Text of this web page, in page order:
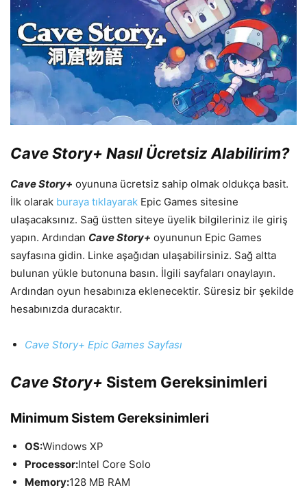
Cave Story+ Nasıl Ücretsiz Alabilirim?
Cave Story+ oyununa ücretsiz sahip olmak oldukça basit.
İlk olarak buraya tıklayarak Epic Games sitesine
ulaşacaksınız. Sağ üstten siteye üyelik bilgileriniz ile giriş
yapın. Ardından Cave Story+ oyununun Epic Games
sayfasına gidin. Linke aşağıdan ulaşabilirsiniz. Sağ altta
bulunan yükle butonuna basın. İlgili sayfaları onaylayın.
Ardından oyun hesabınıza eklenecektir. Süresiz bir şekilde
hesabınızda duracaktır.
Cave Story+ Epic Games Sayfası
Cave Story+ Sistem Gereksinimleri
Minimum Sistem Gereksinimleri
OS:Windows XP
Processor:Intel Core Solo
Memory:128 MB RAM